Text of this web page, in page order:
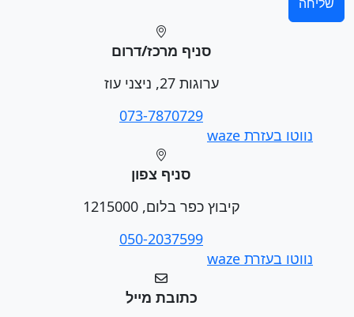
סניף מרכז/דרום
ערוגות 27, ניצני עוז
073-7870729
נווטו בעזרת waze
סניף צפון
קיבוץ כפר בלום, 1215000
050-2037599
נווטו בעזרת waze
כתובת מייל